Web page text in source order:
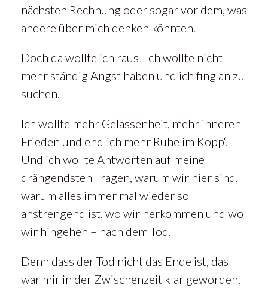
nächsten Rechnung oder sogar vor dem, was
andere über mich denken könnten.
Doch da wollte ich raus! Ich wollte nicht
mehr ständig Angst haben und ich fing an zu
suchen.
Ich wollte mehr Gelassenheit, mehr inneren
Frieden und endlich mehr Ruhe im Kopp‘.
Und ich wollte Antworten auf meine
drängendsten Fragen, warum wir hier sind,
warum alles immer mal wieder so
anstrengend ist, wo wir herkommen und wo
wir hingehen – nach dem Tod.
Denn dass der Tod nicht das Ende ist, das
war mir in der Zwischenzeit klar geworden.